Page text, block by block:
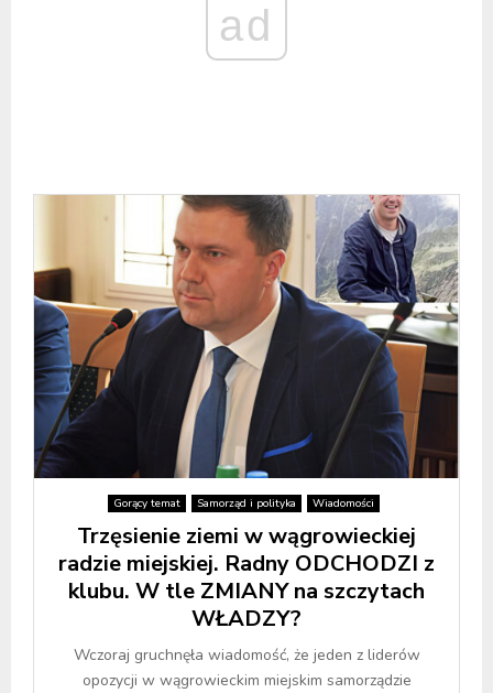
ad
Gorący temat Samorząd i polityka Wiadomości
Trzęsienie ziemi w wągrowieckiej
radzie miejskiej. Radny ODCHODZI z
klubu. W tle ZMIANY na szczytach
WŁADZY?
Wczoraj gruchnęła wiadomość, że jeden z liderów
opozycji w wągrowieckim miejskim samorządzie